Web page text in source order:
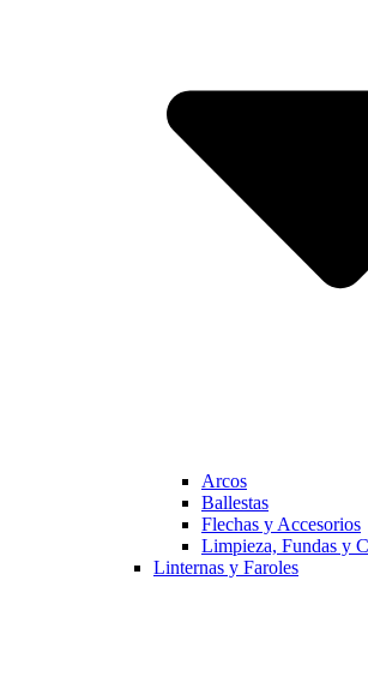
Arcos
Ballestas
Flechas y Accesorios
Limpieza, Fundas y
Linternas y Faroles